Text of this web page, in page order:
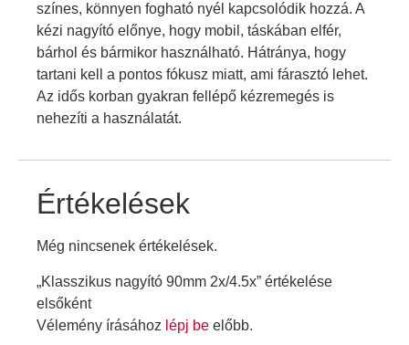
színes, könnyen fogható nyél kapcsolódik hozzá. A
kézi nagyító előnye, hogy mobil, táskában elfér,
bárhol és bármikor használható. Hátránya, hogy
tartani kell a pontos fókusz miatt, ami fárasztó lehet.
Az idős korban gyakran fellépő kézremegés is
nehezíti a használatát.
Értékelések
Még nincsenek értékelések.
„Klasszikus nagyító 90mm 2x/4.5x” értékelése
elsőként
Vélemény írásához lépj be előbb.